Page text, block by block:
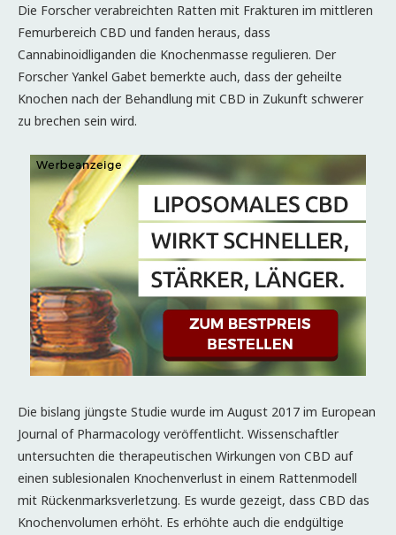
Die Forscher verabreichten Ratten mit Frakturen im mittleren
Femurbereich CBD und fanden heraus, dass
Cannabinoidliganden die Knochenmasse regulieren. Der
Forscher Yankel Gabet bemerkte auch, dass der geheilte
Knochen nach der Behandlung mit CBD in Zukunft schwerer
zu brechen sein wird.
Die bislang jüngste Studie wurde im August 2017 im European
Journal of Pharmacology veröffentlicht. Wissenschaftler
untersuchten die therapeutischen Wirkungen von CBD auf
einen sublesionalen Knochenverlust in einem Rattenmodell
mit Rückenmarksverletzung. Es wurde gezeigt, dass CBD das
Knochenvolumen erhöht. Es erhöhte auch die endgültige